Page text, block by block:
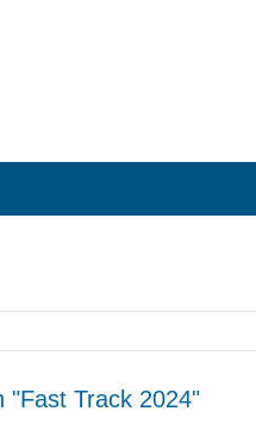
"Fast Track 2024"